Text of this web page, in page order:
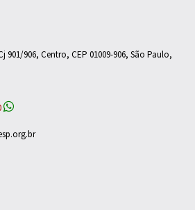
901/906, Centro, CEP 01009-906, São Paulo,